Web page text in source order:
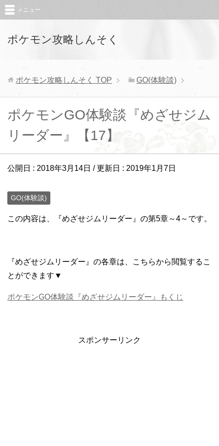
ポケモン攻略しんそく
メニュー
ポケモン攻略しんそく TOP GO(体験談)
ポケモンGO体験談『めざせジム
リーダー』【17】
公開日 : 2018年3月14日 / 更新日 : 2019年1月7日
GO(体験談)
この内容は、『めざせジムリーダー』の第5章～4～です。
『めざせジムリーダー』の各章は、こちらから閲覧するこ
とができます▼
ポケモンGO体験談『めざせジムリーダー』もくじ
スポンサーリンク